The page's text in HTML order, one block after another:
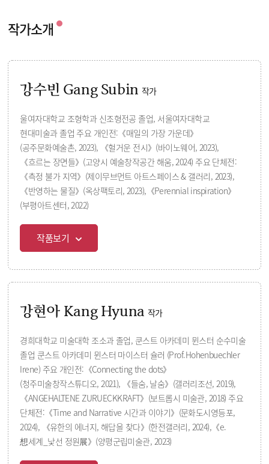
작가소개
강수빈 Gang Subin 작가
울여자대학교 조형학과 신조형전공 졸업, 서울여자대학교
현대미술과 졸업 주요 개인전:《매일의 가장 가운데》
(공주문화예술촌, 2023), 《헐거운 전시》(바이노웨어, 2023),
《흐르는 장면들》(고양시 예술창작공간 해움, 2024) 주요 단체전:
《측정 불가 지역》(제이무브먼트 아트스페이스 & 갤러리, 2023),
《반영하는 물질》(옥상팩토리, 2023),《Perennial inspiration》
(부평아트센터, 2022)
작품보기
강현아 Kang Hyuna 작가
경희대학교 미술대학 조소과 졸업, 쿤스트 아카데미 뮌스터 순수미술
졸업 쿤스트 아카데미 뮌스터 마이스터 슐러 (Prof.Hohenbuechler
Irene) 주요 개인전:《Connecting the dots》
(청주미술창작스튜디오, 2021), 《들숨, 날숨》(갤러리조선, 2019),
《ANGEHALTENE ZURUECKKRAFT》(보트롭시 미술관, 2018) 주요
단체전:《Time and Narrative 시간과 이야기》(문화도시영등포,
2024), 《유한의 에너지, 해답을 찾다》(한전갤러리, 2024),《e.
想세계_낯선 정원展》(양평군립미술관, 2023)